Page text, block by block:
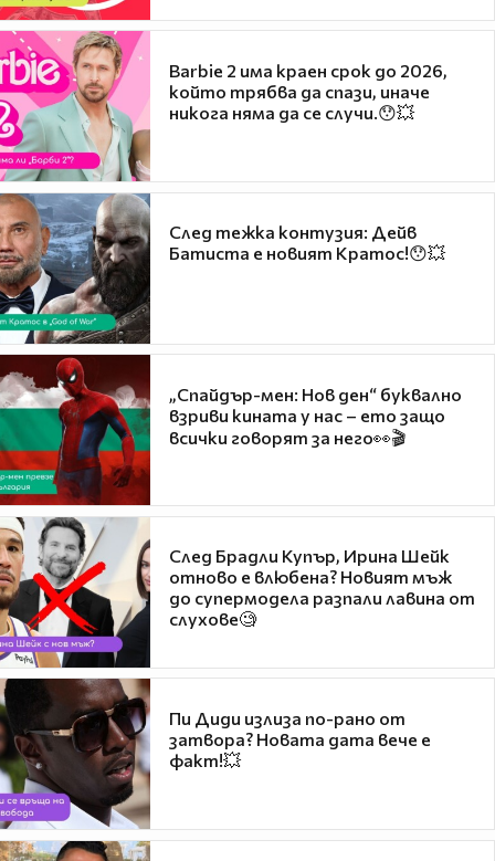
Barbie 2 има краен срок до 2026,
който трябва да спази, иначе
никога няма да се случи.😯💥
След тежка контузия: Дейв
Батиста е новият Кратос!😯💥
„Спайдър-мен: Нов ден“ буквално
взриви кината у нас – ето защо
всички говорят за него👀🎬
След Брадли Купър, Ирина Шейк
отново е влюбена? Новият мъж
до супермодела разпали лавина от
слухове🧐
Пи Диди излиза по-рано от
затвора? Новата дата вече е
факт!💥